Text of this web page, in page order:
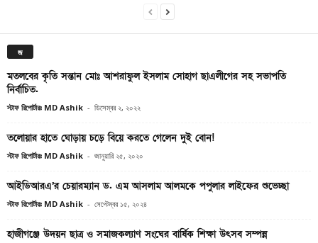
জ
মতলবের কৃতি সন্তান মোঃ আশরাফুল ইসলাম সোহাগ ছাএলীগের সহ সভাপতি
নির্বাচিত.
স্টাফ রিপোর্টারঃ MD Ashik - ডিসেম্বর ২, ২০২২
তলোয়ার হাতে ঘোড়ায় চড়ে বিয়ে করতে গেলেন দুই বোন!
স্টাফ রিপোর্টারঃ MD Ashik - জানুয়ারি ২৫, ২০২০
আইডিআরএ’র চেয়ারম্যান ড. এম আসলাম আলমকে পপুলার লাইফের শুভেচ্ছা
স্টাফ রিপোর্টারঃ MD Ashik - সেপ্টেম্বর ১৫, ২০২৪
হাজীগঞ্জে উদয়ন ছাত্র ও সমাজকল্যাণ সংঘের বার্ষিক শিক্ষা উৎসব সম্পন্ন